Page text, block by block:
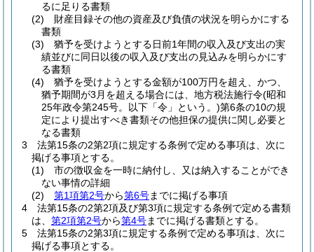
るに足りる書類
(2)
財産目録その他の資産及び負債の状況を明らかにする
書類
(3)
猶予を受けようとする日前1年間の収入及び支出の実
績並びに同日以後の収入及び支出の見込みを明らかにす
る書類
(4)
猶予を受けようとする金額が100万円を超え、かつ、
猶予期間が3月を超える場合には、地方税法施行令(昭和
25年政令第245号。以下「令」という。)第6条の10の規
定により提出すべき書類その他担保の提供に関し必要と
なる書類
3
法第15条の2第2項に規定する条例で定める事項は、次に
掲げる事項とする。
(1)
市の徴収金を一時に納付し、又は納入することができ
ない事情の詳細
(2)
第1項第2号から第6号までに掲げる事項
4
法第15条の2第2項及び第3項に規定する条例で定める書類
は、 第2項第2号から第4号までに掲げる書類とする。
5
法第15条の2第3項に規定する条例で定める事項は、次に
掲げる事項とする。